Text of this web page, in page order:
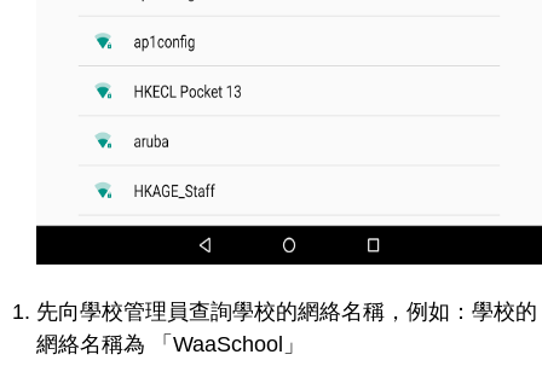
先向學校管理員查詢學校的網絡名稱，例如：學校的
網絡名稱為 「WaaSchool」